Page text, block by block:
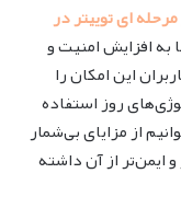
ای توییتر در
به افزایش امنیت و
این امکان را
روز استفاده
از مزایای بی‌شمار
ایمن‌تر از آن داشته